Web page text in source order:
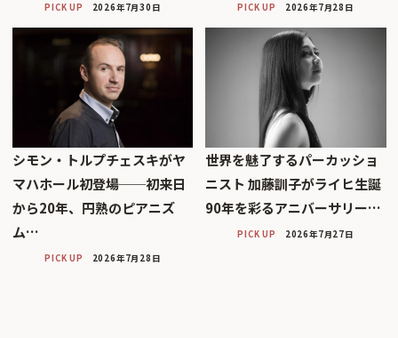
PICK UP 2026年7月30日 PICK UP 2026年7月28日
シモン・トルプチェスキがヤ
マハホール初登場──初来日
から20年、円熟のピアニズ
ム…
PICK UP 2026年7月28日
世界を魅了するパーカッショ
ニスト 加藤訓子がライヒ生誕
90年を彩るアニバーサリー…
PICK UP 2026年7月27日